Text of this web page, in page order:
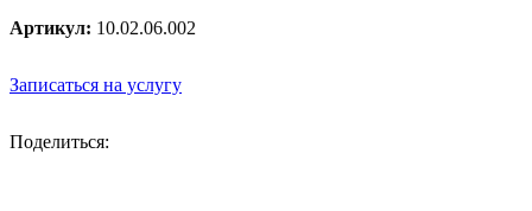
Артикул: 10.02.06.002
Записаться на услугу
Поделиться: